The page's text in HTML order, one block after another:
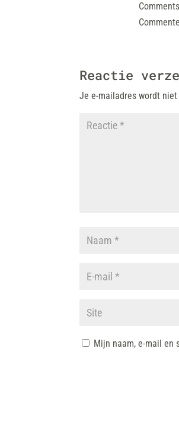
Reactie
Je e-mailadres wordt
Mijn naam, e-mail en